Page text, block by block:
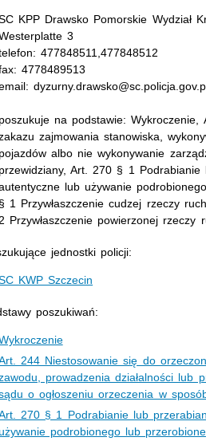
KPP Drawsko Pomorskie Wydział
3
477848511,477848512
4778489513
poszukuje na podstawie:
zajmowania stanowiska,
pojazdów albo nie wykonywanie
przewidziany, Art. 270 § 1
lub używanie
§ 1 Przywłaszczenie cudzej rzeczy
2 Przywłaszczenie powierzonej rzeczy
jednostki policji:
KWP Szczecin
poszukiwań:
244 Niestosowanie się do
prowadzenia działalności lub
o ogłoszeniu orzeczenia w
270 § 1 Podrabianie lub
podrobionego lub